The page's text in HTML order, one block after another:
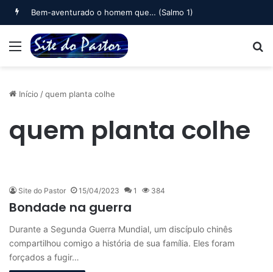
Bem-aventurado o homem que… (Salmo 1)
Menu
Início /quem planta colhe
quem planta colhe
Site do Pastor 15/04/2023 1 384
Bondade na guerra
Durante a Segunda Guerra Mundial, um discípulo chinês
compartilhou comigo a história de sua família. Eles foram
forçados a fugir…